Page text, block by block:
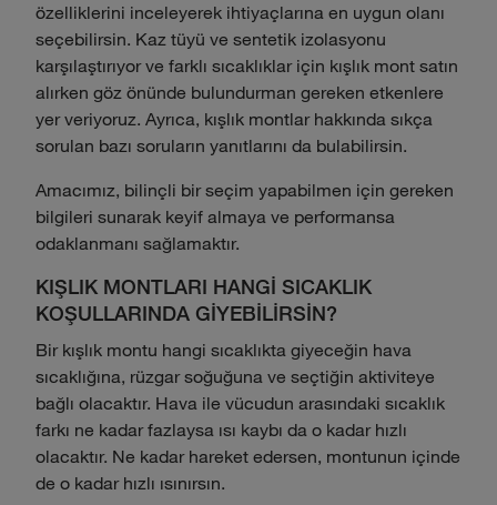
özelliklerini inceleyerek ihtiyaçlarına en uygun olanı
seçebilirsin. Kaz tüyü ve sentetik izolasyonu
karşılaştırıyor ve farklı sıcaklıklar için kışlık mont satın
alırken göz önünde bulundurman gereken etkenlere
yer veriyoruz. Ayrıca, kışlık montlar hakkında sıkça
sorulan bazı soruların yanıtlarını da bulabilirsin.
Amacımız, bilinçli bir seçim yapabilmen için gereken
bilgileri sunarak keyif almaya ve performansa
odaklanmanı sağlamaktır.
KIŞLIK MONTLARI HANGİ SICAKLIK
KOŞULLARINDA GİYEBİLİRSİN?
Bir kışlık montu hangi sıcaklıkta giyeceğin hava
sıcaklığına, rüzgar soğuğuna ve seçtiğin aktiviteye
bağlı olacaktır. Hava ile vücudun arasındaki sıcaklık
farkı ne kadar fazlaysa ısı kaybı da o kadar hızlı
olacaktır. Ne kadar hareket edersen, montunun içinde
de o kadar hızlı ısınırsın.